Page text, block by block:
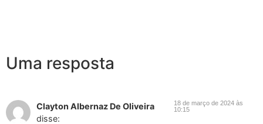
Uma resposta
Clayton Albernaz De Oliveira
disse:
18 de março de 2024 às
10:15